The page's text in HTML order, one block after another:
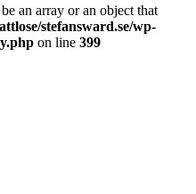
an array or an object that
stefansward.se/wp-
on line 399